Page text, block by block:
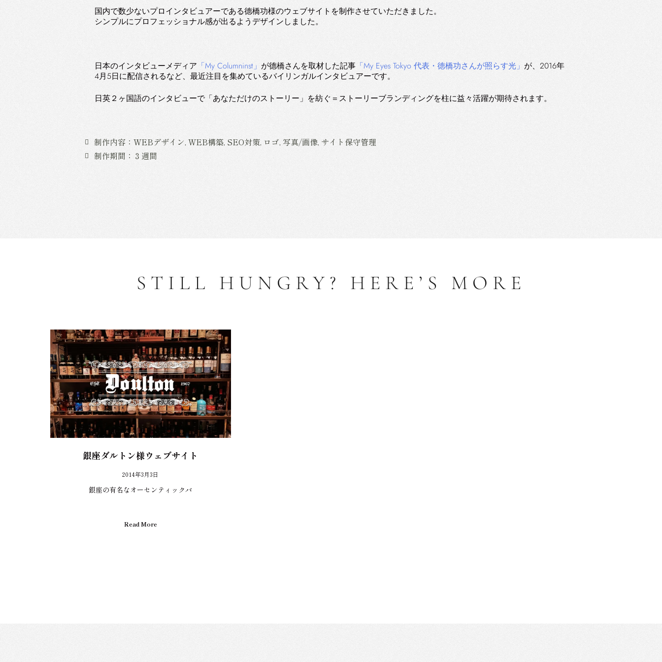
国内で数少ないプロインタビュアーである德橋功様のウェブサイトを制作させていただきました。
シンプルにプロフェッショナル感が出るようデザインしました。
日本のインタビューメディア 「My Columninst」 が德橋さんを取材した記事 「My Eyes Tokyo 代表・徳橋功さんが照らす光」 が、2016年
4月5日に配信されるなど、最近注目を集めているバイリンガルインタビュアーです。
日英２ヶ国語のインタビューで「あなただけのストーリー」を紡ぐ＝ストーリーブランディングを柱に益々活躍が期待されます。
制作内容：WEBデザイン, WEB構築, SEO対策, ロゴ, 写真/画像, サイト保守管理
制作期間：３週間
STILL HUNGRY? HERE’S MORE
銀座ダルトン様ウェブサイト
2014年3月3日
銀座の有名なオーセンティックバ
Read More